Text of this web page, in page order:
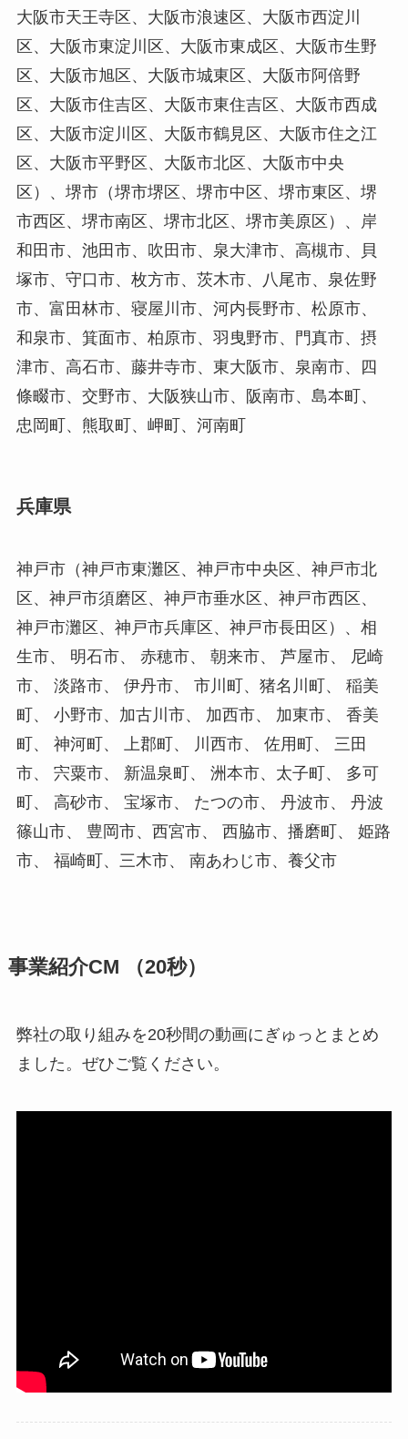
大阪市天王寺区、大阪市浪速区、大阪市西淀川
区、大阪市東淀川区、大阪市東成区、大阪市生野
区、大阪市旭区、大阪市城東区、大阪市阿倍野
区、大阪市住吉区、大阪市東住吉区、大阪市西成
区、大阪市淀川区、大阪市鶴見区、大阪市住之江
区、大阪市平野区、大阪市北区、大阪市中央
区）、堺市（堺市堺区、堺市中区、堺市東区、堺
市西区、堺市南区、堺市北区、堺市美原区）、岸
和田市、池田市、吹田市、泉大津市、高槻市、貝
塚市、守口市、枚方市、茨木市、八尾市、泉佐野
市、富田林市、寝屋川市、河内長野市、松原市、
和泉市、箕面市、柏原市、羽曳野市、門真市、摂
津市、高石市、藤井寺市、東大阪市、泉南市、四
條畷市、交野市、大阪狭山市、阪南市、島本町、
忠岡町、熊取町、岬町、河南町
兵庫県
神戸市（神戸市東灘区、神戸市中央区、神戸市北
区、神戸市須磨区、神戸市垂水区、神戸市西区、
神戸市灘区、神戸市兵庫区、神戸市長田区）、相
生市、 明石市、 赤穂市、 朝来市、 芦屋市、 尼崎
市、 淡路市、 伊丹市、 市川町、猪名川町、 稲美
町、 小野市、加古川市、 加西市、 加東市、 香美
町、 神河町、 上郡町、 川西市、 佐用町、 三田
市、 宍粟市、 新温泉町、 洲本市、太子町、 多可
町、 高砂市、 宝塚市、 たつの市、 丹波市、 丹波
篠山市、 豊岡市、西宮市、 西脇市、播磨町、 姫路
市、 福崎町、三木市、 南あわじ市、養父市
事業紹介CM （20秒）
弊社の取り組みを20秒間の動画にぎゅっとまとめ
ました。ぜひご覧ください。